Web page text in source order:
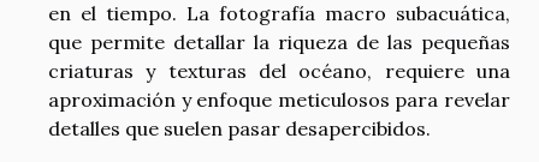
en el tiempo. La fotografía macro subacuática,
que permite detallar la riqueza de las pequeñas
criaturas y texturas del océano, requiere una
aproximación y enfoque meticulosos para revelar
detalles que suelen pasar desapercibidos.